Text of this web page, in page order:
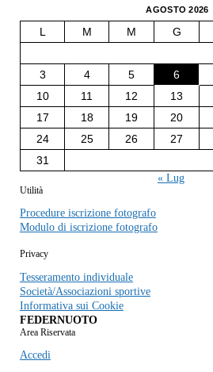
AGOSTO 2026
L M M G
3
4 5 6
10
11 12 13
17
18 19 20
24
25 26 27
31
« Lug
Utilità
Procedure iscrizione fotografo
Modulo di iscrizione fotografo
Privacy
Tesseramento individuale
Società/Associazioni sportive
Informativa sui Cookie
FEDERNUOTO
Area Riservata
Accedi